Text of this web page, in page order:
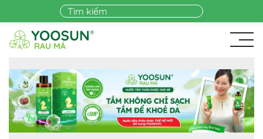
Skip to main content